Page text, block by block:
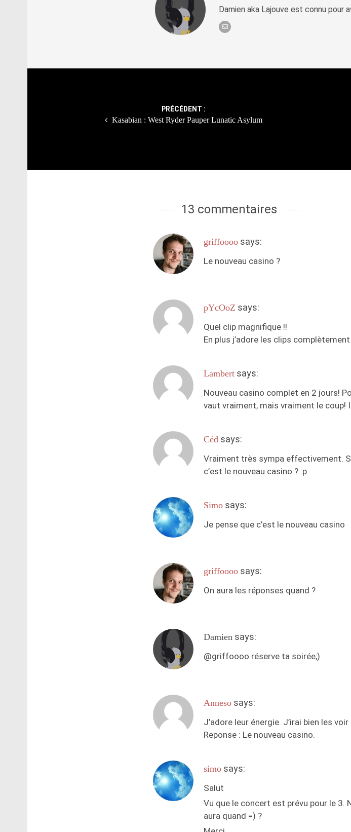
Damien aka Lajouve est connu pour
PRÉCÉDENT :
Kasabian : West Ryder Pauper Lunatic Asylum
13 commentaires
griffoooo says:
Le nouveau casino ?
pYcOoZ says:
Quel clip magnifique !!
En plus j’adore les clips
Lambert says:
Nouveau casino complet en 2 jours!
vaut vraiment, mais vraiment le coup!
Céd says:
Vraiment très sympa effectivement.
c’est le nouveau casino ? :p
Simo says:
Je pense que c’est le nouveau casino
griffoooo says:
On aura les réponses quand ?
Damien says:
@griffoooo réserve ta soirée;)
Anneso says:
J’adore leur énergie. J’irai bien les voir
Reponse : Le nouveau casino.
simo says:
Salut
Vu que le concert est prévu pour le
aura quand =) ?